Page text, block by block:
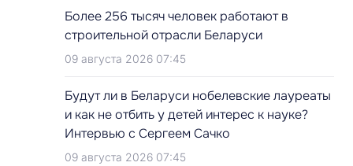
Более 256 тысяч человек работают в
строительной отрасли Беларуси
09 августа 2026 07:45
Будут ли в Беларуси нобелевские лауреаты
и как не отбить у детей интерес к науке?
Интервью с Сергеем Сачко
09 августа 2026 07:45